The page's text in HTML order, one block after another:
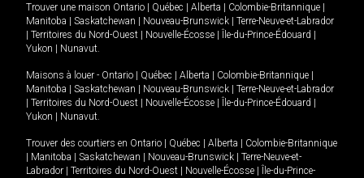
Trouver une maison Ontario Québec Alberta Colombie-Britannique
Manitoba
Saskatchewan Nouveau-Brunswick
Terre-Neuve-et-Labrador
Territoires du Nord-Ouest Nouvelle-Écosse Île-du-Prince-Édouard
Yukon
Nunavut.
Maisons à louer - Ontario Québec Alberta Colombie-Britannique
Manitoba
Saskatchewan Nouveau-Brunswick
Terre-Neuve-et-Labrador
Territoires du Nord-Ouest Nouvelle-Écosse Île-du-Prince-Édouard
Yukon
Nunavut.
Trouver des courtiers en Ontario Québec Alberta
Colombie-Britannique
Manitoba Saskatchewan Nouveau-Brunswick
Terre-Neuve-et-
Labrador
Territoires du Nord-Ouest Nouvelle-Écosse
Île-du-Prince-